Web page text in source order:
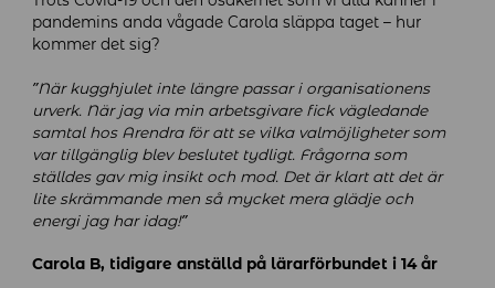
pandemins anda vågade Carola släppa taget – hur
kommer det sig?
”När kugghjulet inte längre passar i organisationens
urverk. När jag via min arbetsgivare fick vägledande
samtal hos Arendra för att se vilka valmöjligheter som
var tillgänglig blev beslutet tydligt. Frågorna som
ställdes gav mig insikt och mod. Det är klart att det är
lite skrämmande men så mycket mera glädje och
energi jag har idag!”
Carola B, tidigare anställd på lärarförbundet i 14 år